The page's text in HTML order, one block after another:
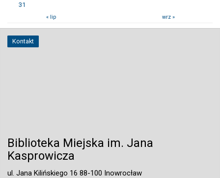
31
« lip wrz »
Kontakt
Biblioteka Miejska im. Jana
Kasprowicza
ul. Jana Kilińskiego 16 88-100 Inowrocław